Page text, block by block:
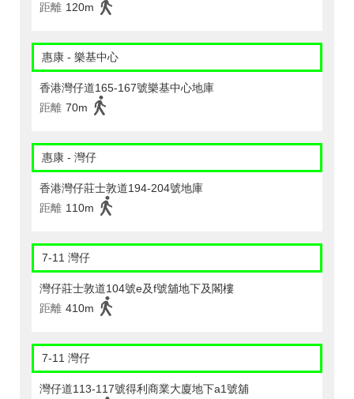
距離 120m
惠康 - 樂基中心
香港灣仔道165-167號樂基中心地庫
距離 70m
惠康 - 灣仔
香港灣仔莊士敦道194-204號地庫
距離 110m
7-11 灣仔
灣仔莊士敦道104號e及f號舖地下及閣樓
距離 410m
7-11 灣仔
灣仔道113-117號得利商業大廈地下a1號舖